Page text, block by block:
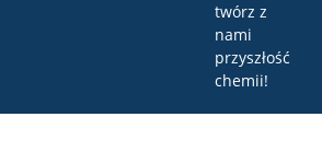
twórz z
nami
przyszłość
chemii!